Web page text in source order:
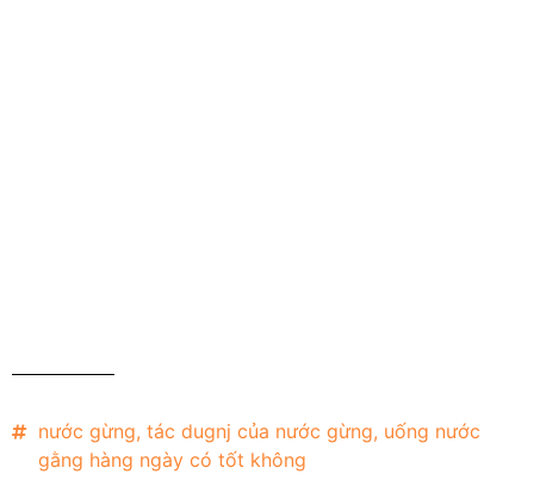
nước gừng, tác dugnj của nước gừng, uống nước
gằng hàng ngày có tốt không